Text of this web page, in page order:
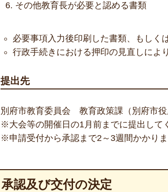
その他教育長が必要と認める書類
必要事項入力後印刷した書類、もしく
行政手続きにおける押印の見直しによ
提出先
別府市教育委員会 教育政策課（別府市役
※大会等の開催日の1月前までに提出して
※申請受付から承認まで2～3週間かかりま
承認及び交付の決定